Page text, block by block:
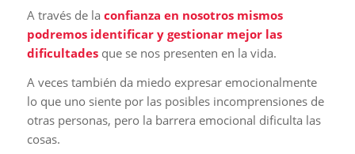
A través de la confianza en nosotros mismos
podremos identificar y gestionar mejor las
dificultadesque se nos presenten en la vida.
A veces también da miedo expresar emocionalmente
lo que uno siente por las posibles incomprensiones de
otras personas, pero la barrera emocional dificulta las
cosas.